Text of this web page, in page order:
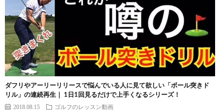
ダフリやアーリーリリースで悩んでいる人に見て欲しい「ボール突きド
リル」の連続再生｜ 1日1回見るだけで上手くなるシリーズ！
2018.08.15 ゴルフのレッスン動画